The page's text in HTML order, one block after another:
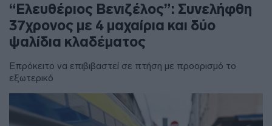
“Ελευθέριος Βενιζέλος”: Συνελήφθη
37χρονος με 4 μαχαίρια και δύο
ψαλίδια κλαδέματος
Επρόκειτο να επιβιβαστεί σε πτήση με προορισμό το
εξωτερικό